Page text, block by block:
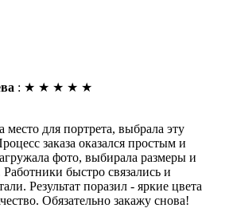
: ★ ★ ★ ★ ★
место для портрета, выбрала эту
заказа оказался простым и
фото, выбирала размеры и
быстро связались и
Результат поразил - яркие цвета
Обязательно закажу снова!